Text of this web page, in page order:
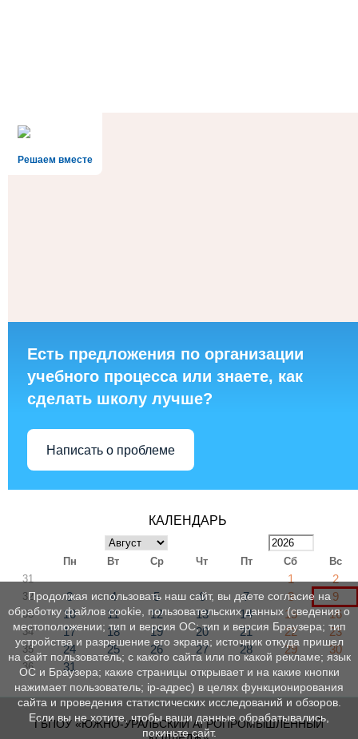
Решаем вместе
Есть предложения по организации
учебного процесса или знаете, как
сделать школу лучше?
Написать о проблеме
КАЛЕНДАРЬ
Пн Вт Ср Чт Пт Сб
Вс
31
1 2
32 3 4 5 6 7 8 9
33 10 11 12 13 14 15 16
34 17 18 19 20 21 22 23
35 24 25 26 27 28 29 30
36 31
ГБПОУ «ЮЖНО-УРАЛЬСКИЙ АГРОПРОМЫШЛЕННЫЙ
Продолжая использовать наш сайт, вы даете согласие на
обработку файлов cookie, пользовательских данных (сведения о
местоположении; тип и версия ОС; тип и версия Браузера; тип
устройства и разрешение его экрана; источник откуда пришел
на сайт пользователь; с какого сайта или по какой рекламе; язык
ОС и Браузера; какие страницы открывает и на какие кнопки
нажимает пользователь; ip-адрес) в целях функционирования
сайта и проведения статистических исследований и обзоров.
Если вы не хотите, чтобы ваши данные обрабатывались,
покиньте сайт.